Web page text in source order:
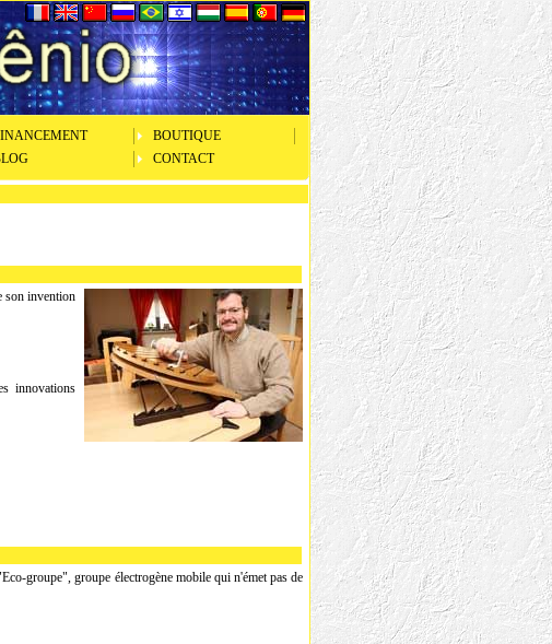
BOUTIQUE
CONTACT
son invention
innovations
groupe", groupe électrogène mobile qui n'émet pas de